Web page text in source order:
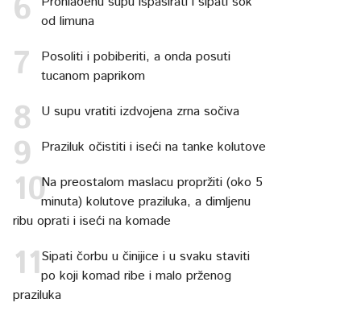
od limuna
Posoliti i pobiberiti, a onda posuti
tucanom paprikom
U supu vratiti izdvojena zrna sočiva
Praziluk očistiti i iseći na tanke kolutove
Na preostalom maslacu propržiti (oko 5
minuta) kolutove praziluka, a dimljenu
ribu oprati i iseći na komade
Sipati čorbu u činijice i u svaku staviti
po koji komad ribe i malo prženog
praziluka